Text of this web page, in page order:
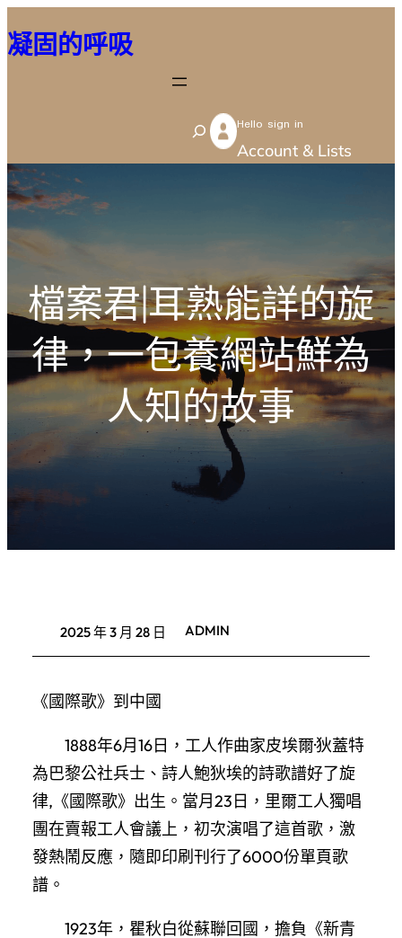
至
容
凝固的呼吸
S
e
Hello sign in
Account & Lists
檔案君|耳熟能詳的旋
律，一包養網站鮮為
人知的故事
2025 年 3 月 28 日 ADMIN
《國際歌》到中國
1888年6月16日，工人作曲家皮埃爾·狄蓋特
為巴黎公社兵士、詩人鮑狄埃的詩歌譜好了旋
律,《國際歌》出生。當月23日，里爾工人獨唱
團在賣報工人會議上，初次演唱了這首歌，激
發熱鬧反應，隨即印刷刊行了6000份單頁歌
譜。
1923年，瞿秋白從蘇聯回國，擔負《新青